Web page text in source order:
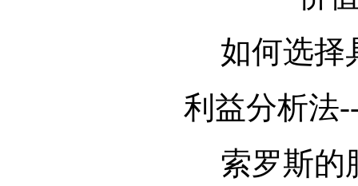
如何选择
利益分析法
索罗斯的